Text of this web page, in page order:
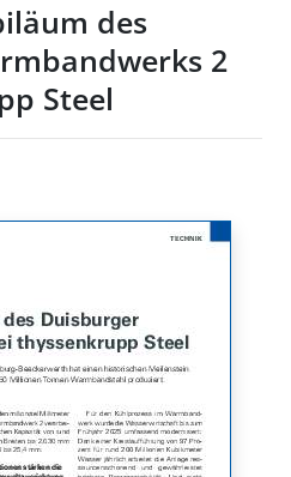
des
2
Steel